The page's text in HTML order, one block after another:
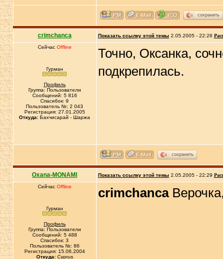
сохранить
crimchanca Показать ссылку этой темы 2.05.2005 - 22:26
Сейчас Offline
Гурман
Профиль
Группа: Пользователи
Сообщений: 5 816
Спасибок: 9
Пользователь №: 2 043
Регистрация: 27.01.2005
Откуда: Бахчисарай - Шаржа
Точно, Оксанка,
подкрепилась.
сохранить
Oxana-MONAMI Показать ссылку этой темы 2.05.2005 - 22:29
Сейчас Offline
Гурман
Профиль
Группа: Пользователи
Сообщений: 5 488
Спасибок: 3
Пользователь №: 86
Регистрация: 15.06.2004
Откуда:Cyprus
crimchanca